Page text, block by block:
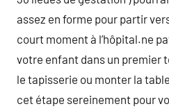
assez en forme pour partir
court moment à l’hôpital.ne
votre enfant dans un premier
le tapisserie ou monter la
cet étape sereinement pour